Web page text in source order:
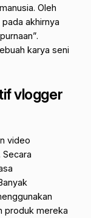
Oleh
akhirnya
karya seni
vlogger
video
produk mereka